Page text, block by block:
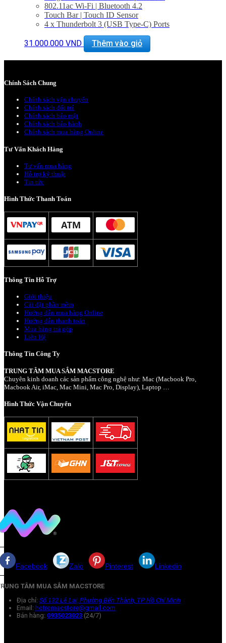
802.11ac Wi-Fi | Bluetooth 4.2
Touch Bar | Touch ID Sensor
4 x Thunderbolt 3 (USB Type-C) Ports
Force Touch Trackpad
macOS Sierra
BẢO HÀNH 1 NĂM.
31.000.000 VND Thêm vào giỏ
Chính Sách Chung
Chính sách vận chuyển
Chính sách đổi trả
Chính sách bảo mật
Chính sách bảo hành
Chính sách mua hàng Online
Tư Vấn Khách Hàng
Tư vấn mua hàng
Hỗ trợ kỹ thuật
Tin tức
Hình Thức Thanh Toán
Thông Tin Hỗ Trợ
Giới thiệu
Cài đặt phần mềm
Hướng dẫn mua hàng Online
Hướng dẫn thanh toán
Mua hàng trả góp
Liên Hệ
Thông Tin Công Ty
TRUNG TÂM MUA SẮM MACSTORE
Chuyên kinh doanh các sản phẩm công nghệ như: Mac (Macbook Pro,
Macbook Air, iMac, Mac Mini, Mac Pro, Display), Laptop …
Hình Thức Vận Chuyển
Facebook Zalo Pinterest Linkedin
TÂM MUA SẮM MACSTORE
Địa chỉ: Số 132 Lê Lai, Phường Bến Thành, TP Hồ Chí Minh
Email: hotromacstore@gmail.com
Bán hàng: 0935023023 (24/7)